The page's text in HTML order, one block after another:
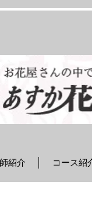
紹介 コース紹